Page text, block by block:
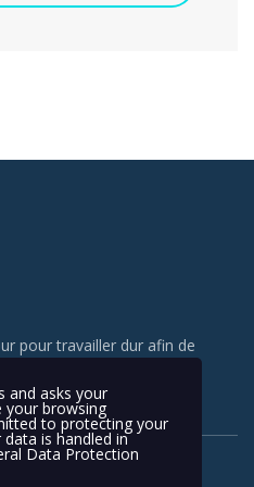
pour travailler dur afin de
and asks your
your browsing
to protecting your
is handled in
Data Protection